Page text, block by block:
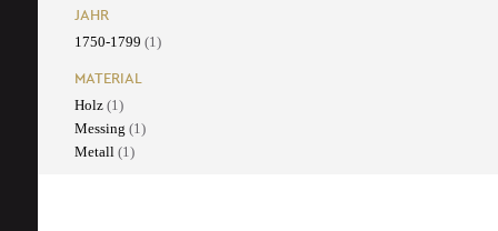
JAHR
1750-1799 (1)
MATERIAL
Holz (1)
Messing (1)
Metall (1)